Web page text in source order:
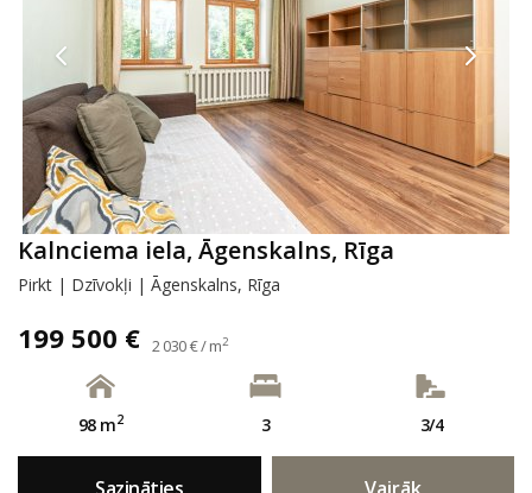
Kalnciema iela, Āgenskalns, Rīga
Pirkt | Dzīvokļi | Āgenskalns, Rīga
199 500 € 2 030 € / m2
98 m2 3 3/4